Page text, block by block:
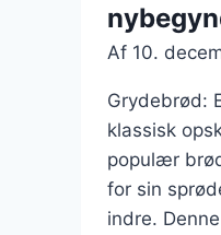
Af 10.
Grydebrød:
klassisk
populær
for sin
indre.